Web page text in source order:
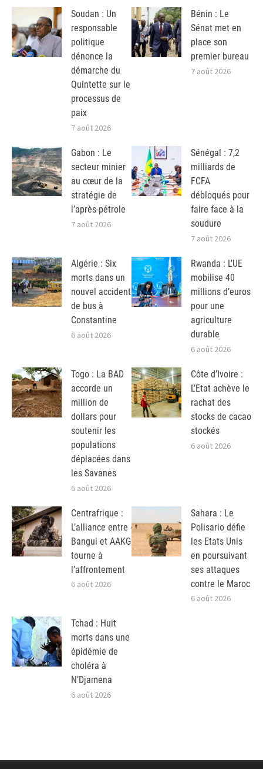
Soudan : Un
responsable
politique
dénonce la
démarche du
Quintette sur le
processus de
paix
7 août 2026
Bénin : Le
Sénat met en
place son
premier bureau
7 août 2026
Gabon : Le
secteur minier
au cœur de la
stratégie de
l’après-pétrole
7 août 2026
Sénégal : 7,2
milliards de
FCFA
débloqués pour
faire face à la
soudure
7 août 2026
Algérie : Six
morts dans un
nouvel accident
de bus à
Constantine
6 août 2026
Rwanda : L’UE
mobilise 40
millions d’euros
pour une
agriculture
durable
6 août 2026
Togo : La BAD
accorde un
million de
dollars pour
soutenir les
populations
déplacées dans
les Savanes
6 août 2026
Côte d’Ivoire :
L’Etat achève le
rachat des
stocks de cacao
stockés
6 août 2026
Centrafrique :
L’alliance entre
Bangui et AAKG
tourne à
l’affrontement
6 août 2026
Sahara : Le
Polisario défie
les Etats Unis
en poursuivant
ses attaques
contre le Maroc
6 août 2026
Tchad : Huit
morts dans une
épidémie de
choléra à
N’Djamena
6 août 2026